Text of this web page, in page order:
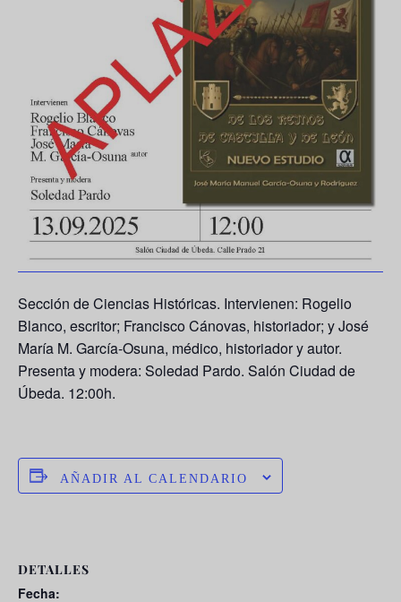
Sección de Ciencias Históricas. Intervienen: Rogelio
Blanco, escritor; Francisco Cánovas, historiador; yJosé
María M. García-Osuna, médico, historiador y autor.
Presenta y modera: Soledad Pardo. Salón Ciudad de
Úbeda. 12:00h.
AÑADIR AL CALENDARIO
DETALLES
Fecha: